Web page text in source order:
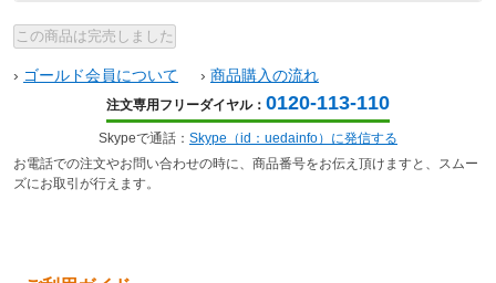
› ゴールド会員について › 商品購入の流れ
注文専用フリーダイヤル： 0120-113-110
Skypeで通話： Skype（id：uedainfo）に発信する
お電話での注文やお問い合わせの時に、商品番号をお伝え頂けますと、スムー
ズにお取引が行えます。